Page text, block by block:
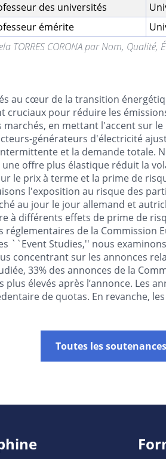
TORRES CORONA par Nom, Qualité,
des universités
émérite
au cœur de la transition
cruciaux pour réduire les
en mettant l'accent sur
générateurs d'électricité
et la demande totale.
offre plus élastique réduit la
le prix à terme et la prime de
l'exposition au risque des
au jour le jour allemand et
à différents effets de prime de
de la
``Event Studies,'' nous
concentrant sur les annonces
33% des annonces de la
élevés après l’annonce. Les
de quotas. En revanche, les
Toutes les